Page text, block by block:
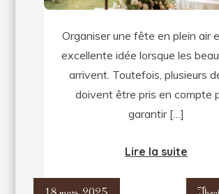
Organiser une fête en plein air
excellente idée lorsque les
arrivent. Toutefois, plusieurs
doivent être pris en compte
garantir […]
Lire la suite